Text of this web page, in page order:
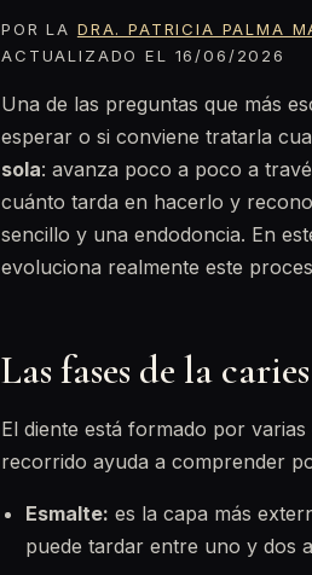
POR LA DRA. PATRICIA PALMA
ACTUALIZADO EL 16/06/2026
Una de las preguntas que más
esperar o si conviene tratarla
sola: avanza poco a poco a
cuánto tarda en hacerlo y
sencillo y una endodoncia. En
evoluciona realmente este
Las fases de la
El diente está formado por
recorrido ayuda a comprender
Esmalte: es la capa más
puede tardar entre uno y dos